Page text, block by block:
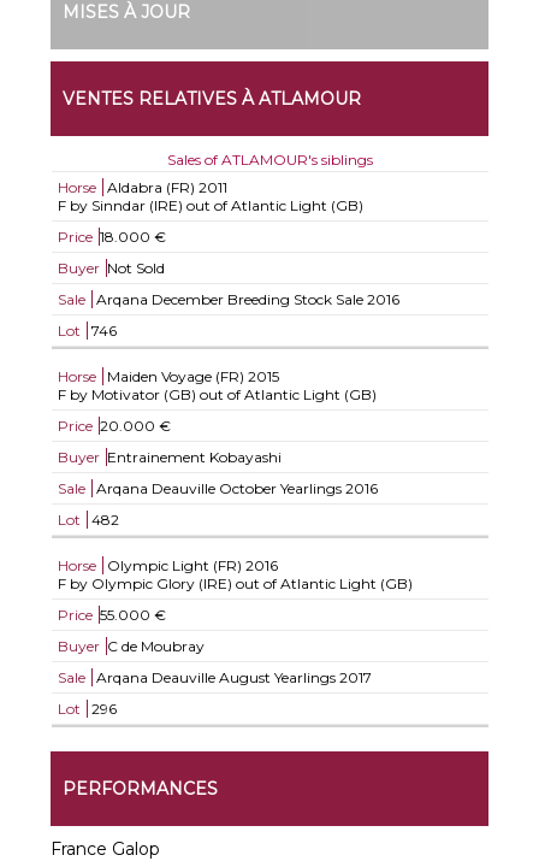
MISES À JOUR
VENTES RELATIVES À ATLAMOUR
Sales of ATLAMOUR's siblings
Horse
Aldabra (FR) 2011
F by Sinndar (IRE) out of Atlantic Light (GB)
Price 18.000 €
Buyer Not Sold
Sale
Arqana December Breeding Stock Sale 2016
Lot
746
Horse Maiden Voyage (FR) 2015
F by Motivator (GB) out of Atlantic Light (GB)
Price 20.000 €
Buyer Entrainement Kobayashi
Sale
Arqana Deauville October Yearlings 2016
Lot
482
Horse Olympic Light (FR) 2016
F by Olympic Glory (IRE) out of Atlantic Light (GB)
Price 55.000 €
Buyer C de Moubray
Sale
Arqana Deauville August Yearlings 2017
Lot
296
PERFORMANCES
France Galop